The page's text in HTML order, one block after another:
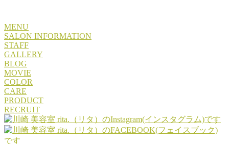
MENU
SALON INFORMATION
STAFF
GALLERY
BLOG
MOVIE
COLOR
CARE
PRODUCT
RECRUIT